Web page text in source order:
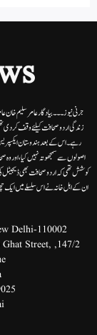
جرنی نیوز۔۔۔بیاد گار عامر سلیم خان
زندگی اردوصحافت کیلئے وقف کردی
رہے۔ اس کے بعد ہندوستان
اصولوں سے سمجھوتہ نہیں کیا، اور
کوشش تھی کہ اردو صحافت بھی
ان کے اہل خانہ نے اس سلسلے میں ایک
Delhi-110002.
Ghat Street,